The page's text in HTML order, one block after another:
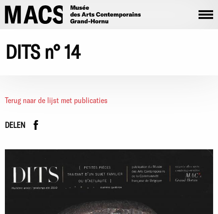
Overslaan en naar de inhoud gaan
DITS n° 14
Terug naar de lijst met publicaties
DELEN